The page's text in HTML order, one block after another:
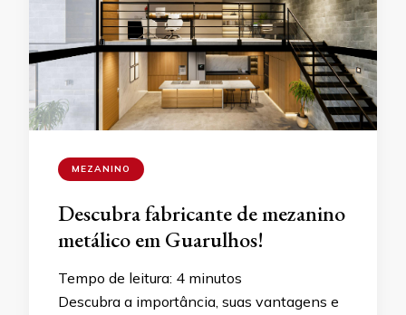
MEZANINO
Descubra fabricante de mezanino
metálico em Guarulhos!
Tempo de leitura: 4 minutos
Descubra a importância, suas vantagens e